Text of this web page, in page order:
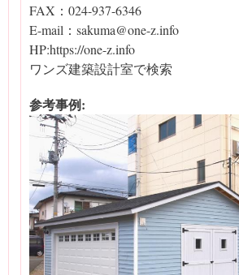
FAX：024-937-6346
E-mail：sakuma@one-z.info
HP:https://one-z.info
ワンズ建築設計室で検索
参考事例: